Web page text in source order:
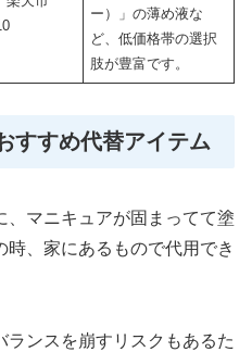
ー）」の薄め液な
ど、低価格帯の選択
肢が豊富です。
すすめ代替アイテム
、マニキュアが固まってて塗
、家にあるもので代用でき
ンスを崩すリスクもあるた